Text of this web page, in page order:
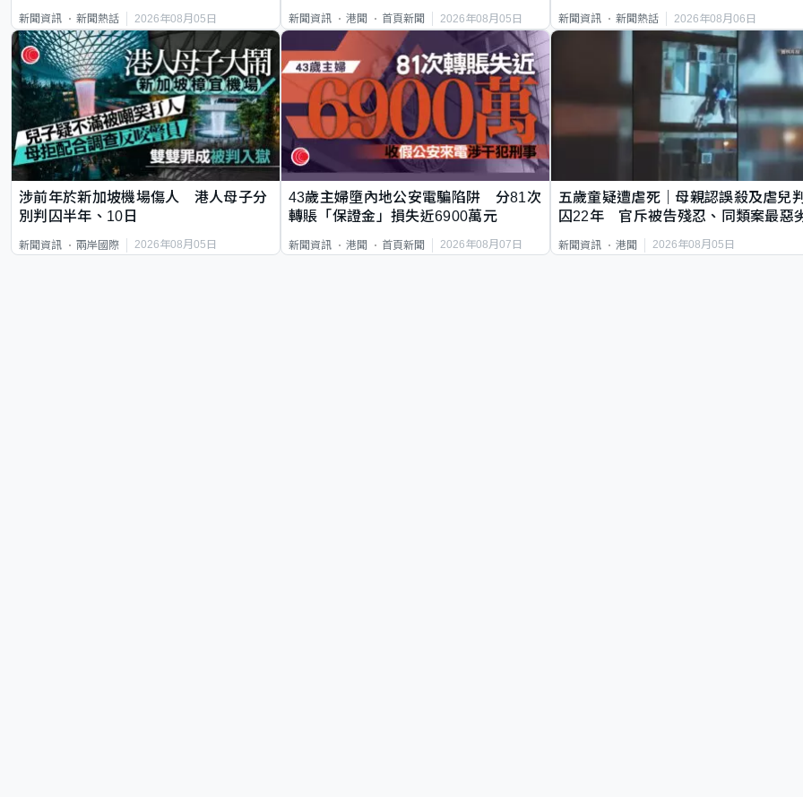
新聞資訊 新聞熱話 2026年08月05日
類案最惡劣
新聞資訊 港聞 首頁新聞 2026年08月05日 新聞資訊 新聞熱話 2026年08月06日
涉前年於新加坡機場傷人 港人母子分
別判囚半年、10日
新聞資訊 兩岸國際 2026年08月05日
43歲主婦墮內地公安電騙陷阱 分81次
轉賬「保證金」損失近6900萬元
新聞資訊 港聞 首頁新聞 2026年08月07日
五歲童疑遭虐死｜母親認誤殺及虐兒
囚22年 官斥被告殘忍、同類案最惡
新聞資訊 港聞 2026年08月05日